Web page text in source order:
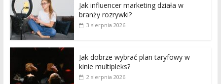
Jak influencer marketing działa w
branży rozrywki?
3 sierpnia 2026
Jak dobrze wybrać plan taryfowy w
kinie multipleks?
2 sierpnia 2026